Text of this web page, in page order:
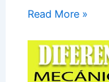
Read More »